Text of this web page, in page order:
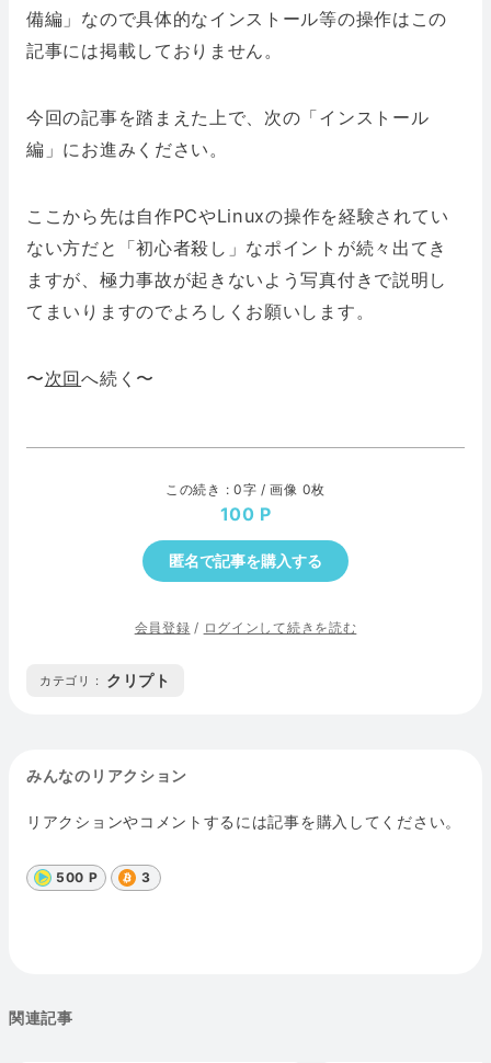
備編」なので具体的なインストール等の操作はこの
記事には掲載しておりません。
今回の記事を踏まえた上で、次の「インストール
編」にお進みください。
ここから先は自作PCやLinuxの操作を経験されてい
ない方だと「初心者殺し」なポイントが続々出てき
ますが、極力事故が起きないよう写真付きで説明し
てまいりますのでよろしくお願いします。
〜次回へ続く〜
この続き : 0字 / 画像 0枚
100
匿名で記事を購入する
会員登録 / ログインして続きを読む
カテゴリ : クリプト
みんなのリアクション
リアクションやコメントするには記事を購入してください。
500 P 3
関連記事